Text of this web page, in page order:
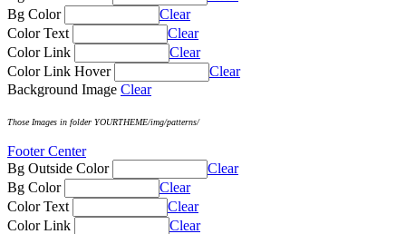
Bg Color
Clear
Color Text
Clear
Color Link
Clear
Color Link Hover
Clear
Background Image Clear
Those Images in folder YOURTHEME/img/patterns/
Footer Center
Bg Outside Color
Clear
Bg Color
Clear
Color Text
Clear
Color Link
Clear